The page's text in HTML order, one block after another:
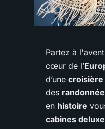
Partez à
cœur de l’
d’une croisière
des
en histoire
cabines deluxe